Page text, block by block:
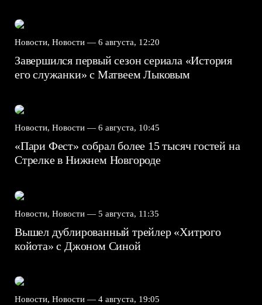
Новости, Новости — 6 августа, 12:20
Завершился первый сезон сериала «История
его служанки» с Матвеем Лыковым
Новости, Новости — 6 августа, 10:45
«Пари Фест» собрал более 15 тысяч гостей на
Стрелке в Нижнем Новгороде
Новости, Новости — 5 августа, 11:35
Вышел дублированный трейлер «Хитрого
койота» с Джоном Синой
Новости, Новости — 4 августа, 19:05